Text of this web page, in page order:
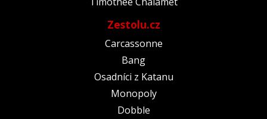
Zestolu.cz
Carcassonne
Bang
Osadníci z Katanu
Monopoly
Dobble